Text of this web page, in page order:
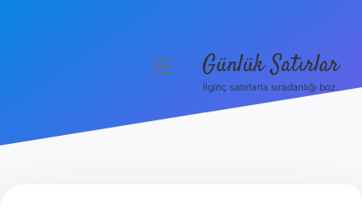
menüyü Günlük Satırlar
İlginç satırlarla sıradanlığı boz.